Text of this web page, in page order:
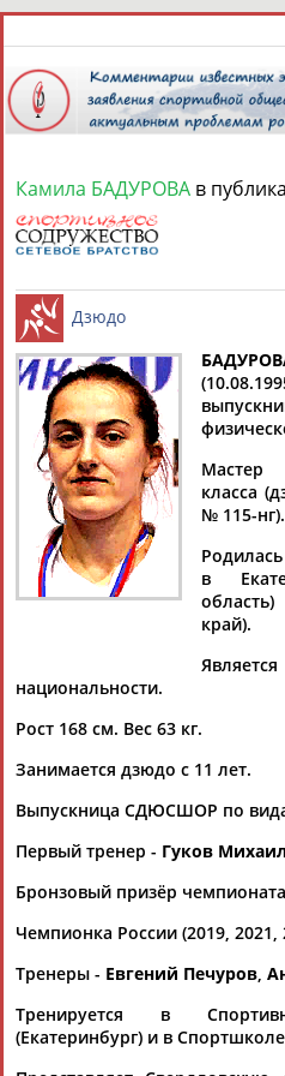
8
СПОРТСМЕНЫ, ТРЕНЕРЫ И
Найдено: 1персона
Камила
БАДУРОВА
Ваш запрос: "Камила
Документы 1-10 из 26
Турнир "Гран-при" по дзюдо
...будут бороться бронзовая
серииКамила Бадурова и
Европы-2026 в Сараево...
(Проект: Информационное агентство
25.06.2026
22 россиянина выступят на
дзюдо в Душанбе
...(до 52 кг), Наталья Елкина,
Тамара...
(Проект:Информационное
Камила БАДУРОВА в
Дзюдо
Мастер
класса
№ 115-нг).
в
край).
национальности.
Рост 168 см. Вес 63 кг.
Занимается дзюдо с 11 лет.
Выпускница СДЮСШОР по
Первый тренер - Гуков
Бронзовый призёр
Чемпионка России (2019, 2021,
Тренеры - Евгений Печуров,
Тренируется в
(Екатеринбург) и в